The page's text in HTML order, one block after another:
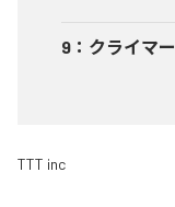
9 ： クライマー
TTT inc